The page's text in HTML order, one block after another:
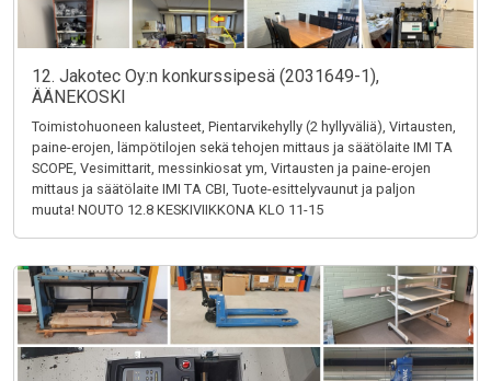
12. Jakotec Oy:n konkurssipesä (2031649-1),
ÄÄNEKOSKI
Toimistohuoneen kalusteet, Pientarvikehylly (2 hyllyväliä), Virtausten,
paine-erojen, lämpötilojen sekä tehojen mittaus ja säätölaite IMI TA
SCOPE, Vesimittarit, messinkiosat ym, Virtausten ja paine-erojen
mittaus ja säätölaite IMI TA CBI, Tuote-esittelyvaunut ja paljon
muuta! NOUTO 12.8 KESKIVIIKKONA KLO 11-15